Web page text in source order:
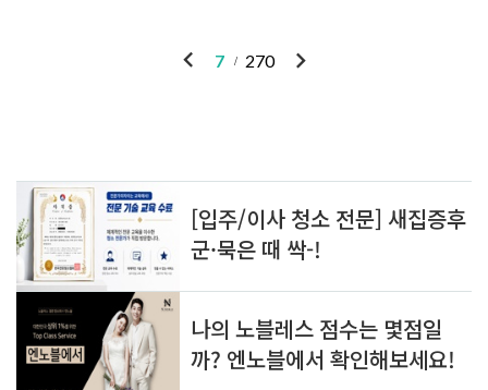
좋았습니다. 경로당 어르신들께서는 한궁대
는 자리처럼 느껴졌습니다.교육에 참여하신
든함을 다시 느꼈습니다. 작은 동작 하나, 정
확한 판단 하나가 한 사람의 생명을 지킬 수..
을 넘어 “혼자가 아니라 지역이 함께 응원하
고 있다”는 마음을 전하는 일이라고 생각합
롯해 지역 인재 양성을 위해 마음을 모아주신
꽃샘장학회 관계자 여러분께 깊이 감사드립
니다.기업의 성장과 지역을 향한 나눔이 함께
이어질 때 우리 포천의 미래도 더 따뜻하고
단단해진다고 생각합니다.장학금이 학생들에
게 작은 힘이 되고, 언젠가 또 다른 나눔으로
이어지는 좋은 씨앗이 되길 기대합니다.장학
생 여러분의 앞날을 진심으로 ..
이
7 270
다
인기포스트
ABOUT
ME
알
아
LINK
ADMIN
admin
글